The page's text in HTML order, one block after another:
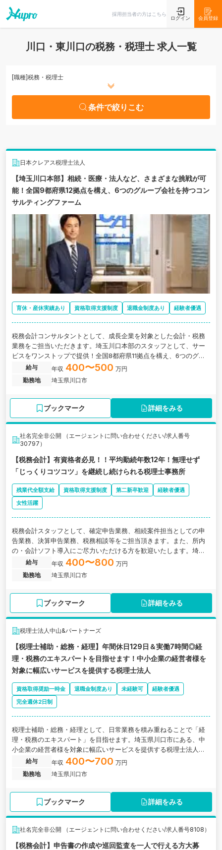
採用担当者の方はこちら
ログイン 会員登録
川口・東川口の税務・税理士 求人一覧
[職種]税務・税理士
条件で絞りこむ
日本クレアス税理士法人
【埼玉川口本部】相続・医療・法人など、さまざまな挑戦が可
能！全国9都府県12拠点を構え、6つのグループ会社を持つコン
サルティングファーム
育休・産休実績あり 資格取得支援制度 退職金制度あり 経験者優遇
税務会計コンサルタントとして、成長企業を対象とした会計・税務
業務をご担当いただきます。埼玉川口本部のスタッフとして、サー
ビスをワンストップで提供！全国8都府県11拠点を構え、6つのグル
ープ会社を持つ総合的なコンサルティングファームの求人です。
給与 年収 400〜500 万円
勤務地
埼玉県川口市
ブックマーク 詳細をみる
社名完全非公開 （エージェントに問い合わせください/求人番号
30797）
【税務会計】有資格者必見！！平均勤続年数12年！無理せず
「じっくりコツコツ」を継続し続けられる税理士事務所
残業代全額支給 資格取得支援制度 第二新卒歓迎
経験者優遇
女性活躍
税務会計スタッフとして、確定申告業務、相続案件担当としての申
告業務、決算申告業務、税務相談等をご担当頂きます。また、所内
の・会計ソフト導入にご尽力いただける方を歓迎いたします。埼玉
県川口市にある、平均勤続年数12年!じっくり腰を据えて働ける税理
士事務所の求人です。
給与 年収 400〜800 万円
勤務地
埼玉県川口市
ブックマーク 詳細をみる
税理士法人中山&パートナーズ
【税理士補助・総務・経理】年間休日129日＆実働7時間◎経
理・税務のエキスパートを目指せます！中小企業の経営者様を
対象に幅広いサービスを提供する税理士法人
資格取得奨励一時金 退職金制度あり 未経験可
経験者優遇
完全週休2日制
税理士補助・総務・経理として、日常業務を積み重ねることで「経
理・税務のエキスパート」を目指せます。埼玉県川口市にある、中
小企業の経営者様を対象に幅広いサービスを提供する税理士法人の
求人です。
給与 年収 400〜700 万円
勤務地
埼玉県川口市
ブックマーク 詳細をみる
社名完全非公開 （エージェントに問い合わせください/求人番号8108）
【税務会計】申告書の作成や巡回監査を一人で行える方大募